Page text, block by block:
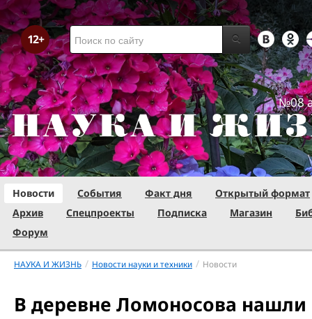
№08
Новости События Факт дня
Открытый формат
Архив
Спецпроекты Подписка Магазин
Форум
НАУКА И ЖИЗНЬ / Новости науки и техники / Новости
В деревне Ломоносова нашли